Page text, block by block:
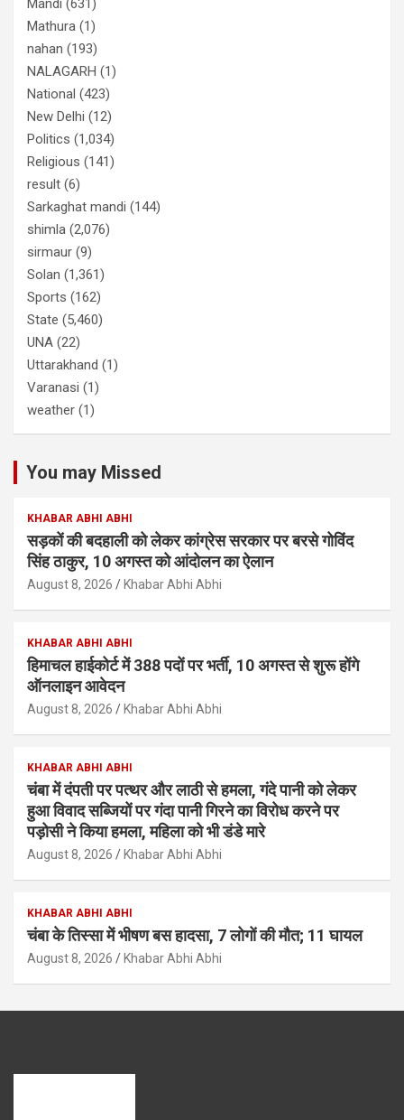
Mandi (631)
Mathura (1)
nahan (193)
NALAGARH (1)
National (423)
New Delhi (12)
Politics (1,034)
Religious (141)
result (6)
Sarkaghat mandi (144)
shimla (2,076)
sirmaur (9)
Solan (1,361)
Sports (162)
State (5,460)
UNA (22)
Uttarakhand (1)
Varanasi (1)
weather (1)
You may Missed
KHABAR ABHI ABHI
सड़कों की बदहाली को लेकर कांग्रेस सरकार पर बरसे गोविंद
सिंह ठाकुर, 10 अगस्त को आंदोलन का ऐलान
August 8, 2026 Khabar Abhi Abhi
KHABAR ABHI ABHI
हिमाचल हाईकोर्ट में 388 पदों पर भर्ती, 10 अगस्त से शुरू होंगे
ऑनलाइन आवेदन
August 8, 2026 Khabar Abhi Abhi
KHABAR ABHI ABHI
चंबा में दंपती पर पत्थर और लाठी से हमला, गंदे पानी को लेकर
हुआ विवाद सब्जियों पर गंदा पानी गिरने का विरोध करने पर
पड़ोसी ने किया हमला, महिला को भी डंडे मारे
August 8, 2026 Khabar Abhi Abhi
KHABAR ABHI ABHI
चंबा के तिस्सा में भीषण बस हादसा, 7 लोगों की मौत; 11 घायल
August 8, 2026 Khabar Abhi Abhi